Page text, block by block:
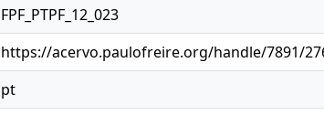
FPF_PTPF_12_023
https://acervo.paulofreire.org/handle/7891/
pt